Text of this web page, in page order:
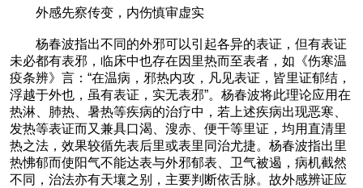
外感先察传变，内伤慎审虚实
杨春波指出不同的外邪可以引起各异的表证，但有表证
未必都有表邪，临床中也存在因里热而至表者，如《伤寒温
疫条辨》言：“在温病，邪热内攻，凡见表证，皆里证郁结，
浮越于外也，虽有表证，实无表邪”。杨春波将此理论应用在
热淋、肺热、暑热等疾病的治疗中，若上述疾病出现恶寒、
发热等表证而又兼具口渴、溲赤、便干等里证，均用直清里
热之法，效果较循先表后里或表里同治尤捷。杨春波指出里
热怫郁而使阳气不能达表与外邪郁表、卫气被遏，病机截然
不同，治法亦有天壤之别，主要判断依舌脉。故外感辨证应